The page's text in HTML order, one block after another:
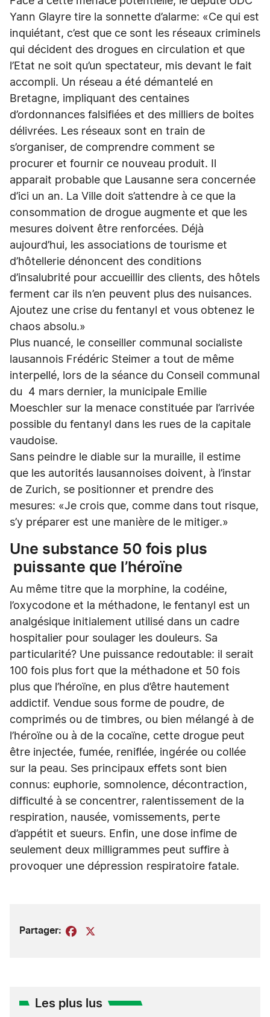
Yann Glayre tire la sonnette d’alarme: «Ce qui est
inquiétant, c’est que ce sont les réseaux criminels
qui décident des drogues en circulation et que
l’Etat ne soit qu’un spectateur, mis devant le fait
accompli. Un réseau a été démantelé en
Bretagne, impliquant des centaines
d’ordonnances falsifiées et des milliers de boites
délivrées. Les réseaux sont en train de
s’organiser, de comprendre comment se
procurer et fournir ce nouveau produit. Il
apparait probable que Lausanne sera concernée
d’ici un an. La Ville doit s’attendre à ce que la
consommation de drogue augmente et que les
mesures doivent être renforcées. Déjà
aujourd’hui, les associations de tourisme et
d’hôtellerie dénoncent des conditions
d’insalubrité pour accueillir des clients, des hôtels
ferment car ils n’en peuvent plus des nuisances.
Ajoutez une crise du fentanyl et vous obtenez le
chaos absolu.»
Plus nuancé, le conseiller communal socialiste
lausannois Frédéric Steimer a tout de même
interpellé, lors de la séance du Conseil communal
du 4 mars dernier, la municipale Emilie
Moeschler sur la menace constituée par l’arrivée
possible du fentanyl dans les rues de la capitale
vaudoise.
Sans peindre le diable sur la muraille, il estime
que les autorités lausannoises doivent, à l’instar
de Zurich, se positionner et prendre des
mesures: «Je crois que, comme dans tout risque,
s’y préparer est une manière de le mitiger.»
Une substance 50 fois plus
puissante que l’héroïne
Au même titre que la morphine, la codéine,
l’oxycodone et la méthadone, le fentanyl est un
analgésique initialement utilisé dans un cadre
hospitalier pour soulager les douleurs. Sa
particularité? Une puissance redoutable: il serait
100 fois plus fort que la méthadone et 50 fois
plus que l’héroïne, en plus d’être hautement
addictif. Vendue sous forme de poudre, de
comprimés ou de timbres, ou bien mélangé à de
l’héroïne ou à de la cocaïne, cette drogue peut
être injectée, fumée, reniflée, ingérée ou collée
sur la peau. Ses principaux effets sont bien
connus: euphorie, somnolence, décontraction,
difficulté à se concentrer, ralentissement de la
respiration, nausée, vomissements, perte
d’appétit et sueurs. Enfin, une dose infime de
seulement deux milligrammes peut suffire à
provoquer une dépression respiratoire fatale.
Partager: Facebook
Les plus lus